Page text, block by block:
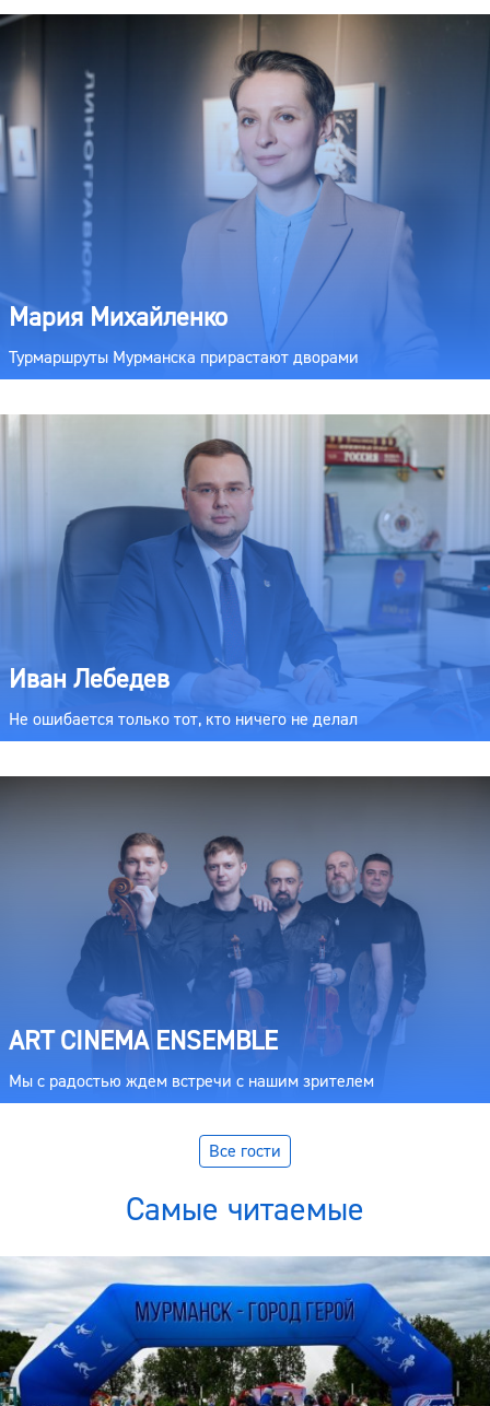
Мария Михайленко
Турмаршруты Мурманска прирастают дворами
Иван Лебедев
Не ошибается только тот, кто ничего не делал
ART CINEMA ENSEMBLE
Мы с радостью ждем встречи с нашим зрителем
Все гости
Самые читаемые